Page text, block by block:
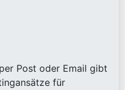
Post oder Email gibt
für